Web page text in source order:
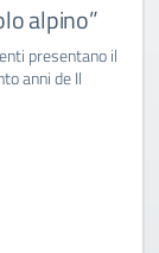
alpino”
presentano il
anni de Il